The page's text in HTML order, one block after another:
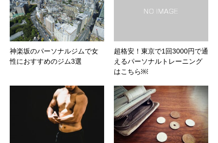
神楽坂のパーソナルジムで女
性におすすめのジム3選
超格安！東京で1回3000円で通
えるパーソナルトレーニング
はこちら￼